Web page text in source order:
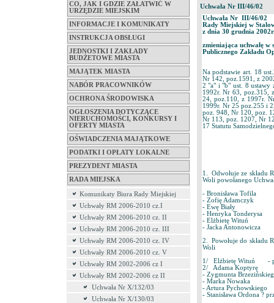
CO, JAK I GDZIE ZAŁATWIĆ W
URZĘDZIE MIEJSKIM
INFORMACJE I KOMUNIKATY
INSTRUKCJA OBSŁUGI
JEDNOSTKI I ZAKŁADY
BUDŻETOWE MIASTA
MAJĄTEK MIASTA
NABÓR PRACOWNIKÓW
OCHRONA ŚRODOWISKA
OGŁOSZENIA DOTYCZĄCE
NIERUCHOMOŚCI, KONKURSY I
OFERTY MIASTA
OŚWIADCZENIA MAJĄTKOWE
PODATKI I OPŁATY LOKALNE
PREZYDENT MIASTA
RADA MIEJSKA
Komunikaty Biura Rady Miejskiej
Uchwały RM 2006-2010 cz.I
Uchwały RM 2006-2010 cz. II
Uchwały RM 2006-2010 cz. III
Uchwały RM 2006-2010 cz. IV
Uchwały RM 2006-2010 cz. V
Uchwały RM 2002-2006 cz I
Uchwały RM 2002-2006 cz II
Uchwała Nr X/132/03
Uchwała Nr X/130/03
Uchwała Nr III/46/02
Uchwała Nr III/46/02
Rady Miejskiej w
z dnia 30 grudnia
zmieniająca uchwałę w
Publicznego Zakładu
Na podstawie art. 18
Nr 142, poz.1591, z
2 "a" i "b" ust. 8 ustawy
1992r. Nr 63, poz.315,
24, poz.110, z 1997r.
1999r. Nr 25 poz.255 i
poz. 948, Nr 120, poz.
Nr 113, poz. 1207, Nr
17 Statutu
1. Odwołuje ze składu
Woli powołanego
- Bronisława Tofila
- Zofię Adamczyk
- Ewę Biały
- Henryka Tonderysa
- Elżbietę Wituń
- Jacka Antonowicza
2. Powołuje do składu
Woli
1/ Elżbietę Wituń -
2/ Adama Koptyrę
- Zygmunta
- Marka Nowaka
- Artura Pychowskiego
- Stanisława Ordona ?